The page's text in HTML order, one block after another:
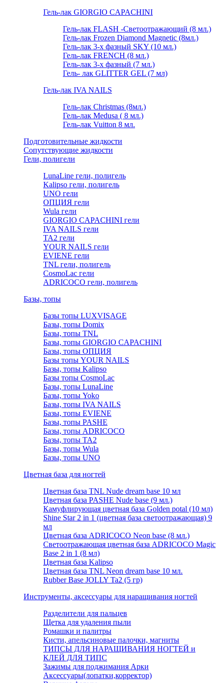
Гель-лак GIORGIO CAPACHINI
Гель-лак FLASH -Cветоотражающий (8 мл.)
Гель-лак Frozen Diamond Magnetic (8мл.)
Гель-лак 3-х фазный SKY (10 мл.)
Гель-лак FRENCH (8 мл.)
Гель-лак 3-х фазный (7 мл.)
Гель- лак GLITTER GEL (7 мл)
Гель-лак IVA NAILS
Гель-лак Christmas (8мл.)
Гель-лак Medusa ( 8 мл.)
Гель-лак Vuitton 8 мл.
Подготовительные жидкости
Сопутствующие жидкости
Гели, полигели
LunaLine гели, полигель
Kalipso гели, полигель
UNO гели
ОПЦИЯ гели
Wula гели
GIORGIO CAPACHINI гели
IVA NAILS гели
TA2 гели
YOUR NAILS гели
EVIENE гели
TNL гели, полигель
CosmoLac гели
ADRICOCO гели, полигель
Базы, топы
Базы топы LUXVISAGE
Базы, топы Domix
Базы, топы TNL
Базы, топы GIORGIO CAPACHINI
Базы, топы ОПЦИЯ
Базы топы YOUR NAILS
Базы, топы Kalipso
Базы топы CosmoLac
Базы, топы LunaLine
Базы, топы Yoko
Базы, топы IVA NAILS
Базы, топы EVIENE
Базы, топы PASHE
Базы, топы ADRICOCO
Базы, топы TA2
Базы, топы Wula
Базы, топы UNO
Цветная база для ногтей
Цветная база TNL Nude dream base 10 мл
Цветная база PASHE Nude base (9 мл.)
Камуфлирующая цветная база Golden potal (10 мл)
Shine Star 2 in 1 (цветная база светоотражающая) 9
мл
Цветная база ADRICOCO Neon base (8 мл.)
Светоотражающая цветная база ADRICOCO Magic
Base 2 in 1 (8 мл)
Цветная база Kalipso
Цветная база TNL Neon dream base 10 мл.
Rubber Base JOLLY Ta2 (5 гр)
Инструменты, аксессуары для наращивания ногтей
Разделители для пальцев
Щетка для удаления пыли
Ромашки и палитры
Кисти, апельсиновые палочки, магниты
ТИПСЫ ДЛЯ НАРАЩИВАНИЯ НОГТЕЙ и
КЛЕЙ ДЛЯ ТИПС
Зажимы для поджимания Арки
Аксессуары(лопатки,корректор)